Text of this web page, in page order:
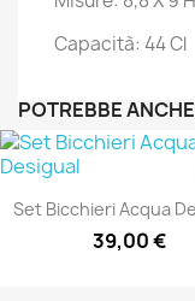
Capacità: 44 Cl
POTREBBE
Set Bicchieri Acqua
39,00 €